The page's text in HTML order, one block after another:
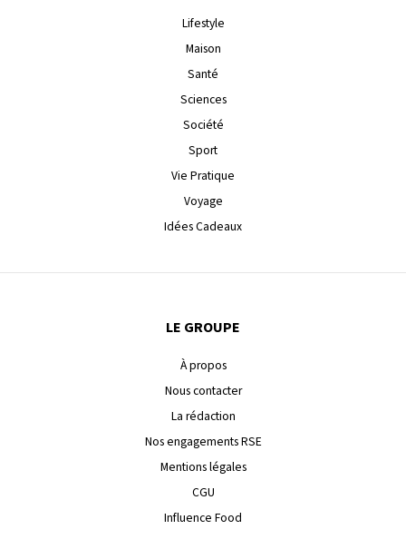
Lifestyle
Maison
Santé
Sciences
Société
Sport
Vie Pratique
Voyage
Idées Cadeaux
LE GROUPE
À propos
Nous contacter
La rédaction
Nos engagements RSE
Mentions légales
CGU
Influence Food